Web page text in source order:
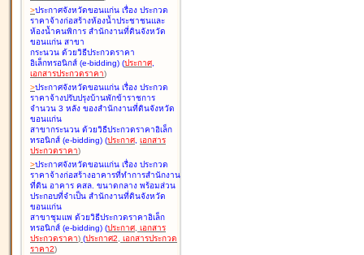
>ประกาศจังหวัดขอนแก่น เรื่อง ประกวด
ราคาจ้างก่อสร้างห้องน้ำประชาชนและ
ห้องน้ำคนพิการ สำนักงานที่ดินจังหวัด
ขอนแก่น สาขา
กระนวน ด้วยวิธีประกวดราคา
อิเล็กทรอนิกส์ (e-bidding) (ประกาศ,
เอกสารประกวดราคา)
>ประกาศจังหวัดขอนแก่น เรื่อง ประกวด
ราคาจ้างปรับปรุงบ้านพักข้าราชการ
จำนวน 3 หลัง ของสำนักงานที่ดินจังหวัด
ขอนแก่น
สาขากระนวน ด้วยวิธีประกวดราคาอิเล็ก
ทรอนิกส์ (e-bidding) (ประกาศ, เอกสาร
ประกวดราคา)
>ประกาศจังหวัดขอนแก่น เรื่อง ประกวด
ราคาจ้างก่อสร้างอาคารที่ทำการสำนักงาน
ที่ดิน อาคาร คสล. ขนาดกลาง พร้อมส่วน
ประกอบที่จำเป็น สำนักงานที่ดินจังหวัด
ขอนแก่น
สาขาชุมแพ ด้วยวิธีประกวดราคาอิเล็ก
ทรอนิกส์ (e-bidding) (ประกาศ, เอกสาร
ประกวดราคา) (ประกาศ2, เอกสารประกวด
ราคา2)